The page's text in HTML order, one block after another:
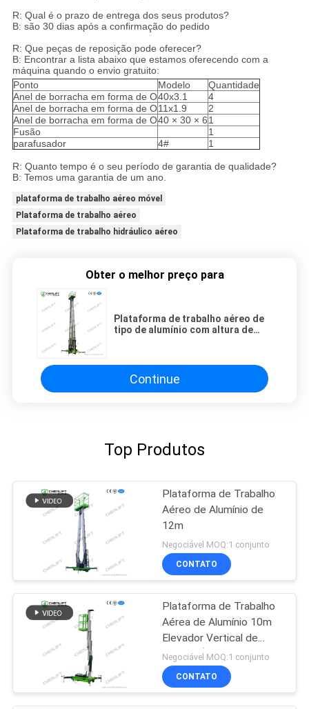
R: Qual é o prazo de entrega dos seus produtos?
B: são 30 dias após a confirmação do pedido
R: Que peças de reposição pode oferecer?
B: Encontrar a lista abaixo que estamos oferecendo com a
máquina quando o envio gratuito:
Ponto
Modelo
Quantidade
Anel de borracha em forma de O40x3.1
4
Anel de borracha em forma de O11x1.9
2
Anel de borracha em forma de O40 × 30 × 61
Fusão
1
parafusador
4# 1
R: Quanto tempo é o seu período de garantia de qualidade?
B: Temos uma garantia de um ano.
plataforma de trabalho aéreo móvel
Plataforma de trabalho aéreo
Plataforma de trabalho hidráulico aéreo
Obter o melhor preço para
Plataforma de trabalho aéreo de
tipo de alumínio com altura de
Continue
Top Produtos
Plataforma de Trabalho
Aéreo de Alumínio de
12m
Negociável MOQ:1 conjunto
CONTATO
Plataforma de Trabalho
Aérea de Alumínio 10m
Elevador Vertical de
Mastro Único
Negociável MOQ:1 conjunto
CONTATO